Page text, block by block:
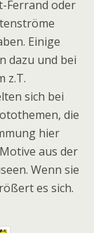
Ferrand oder
Einige
dazu und bei
z.T.
sich bei
die
hier
aus der
Wenn sie
es sich.